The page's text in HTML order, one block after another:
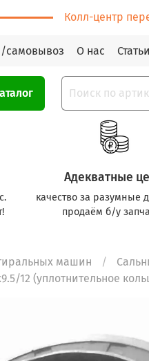
Колл-центр
самовывоз О нас Статьи
Адекватные
качество за разумные
продаём б/у
машин
12 (уплотнительное